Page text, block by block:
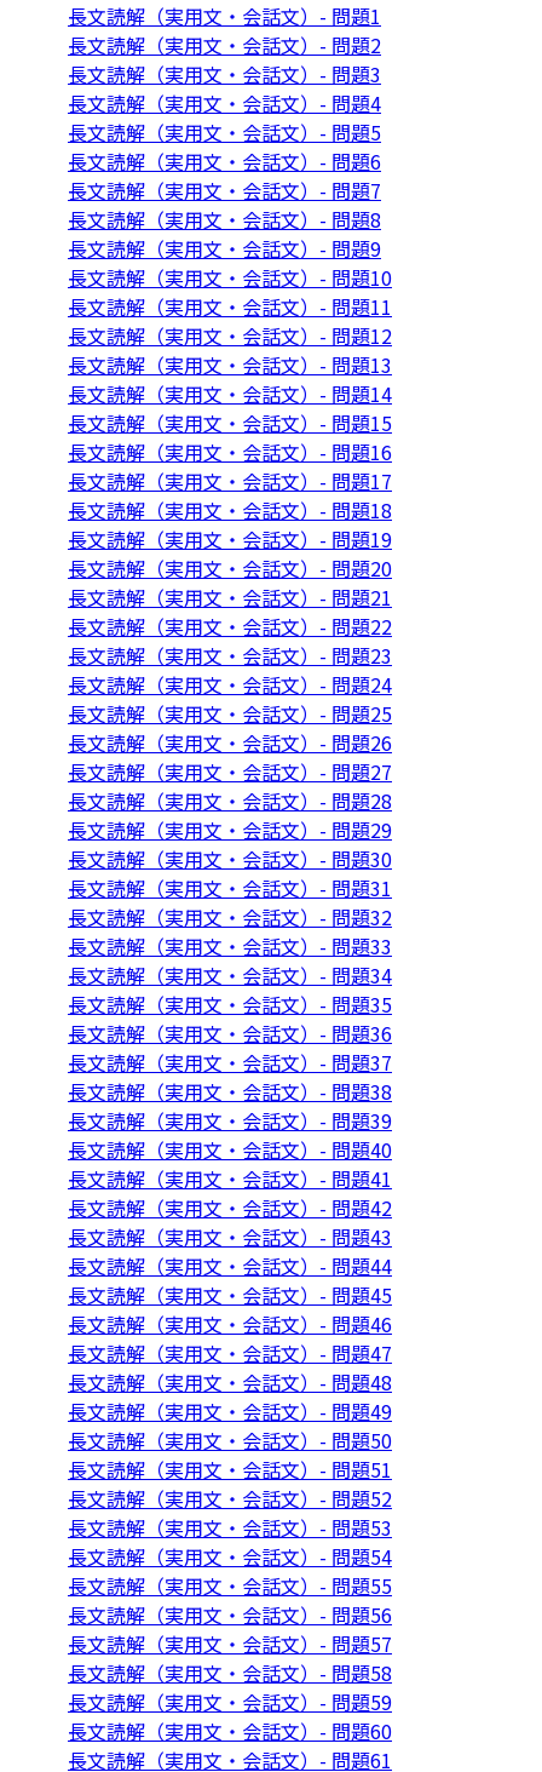
長文読解（実用文・会話文）- 問題1
長文読解（実用文・会話文）- 問題2
長文読解（実用文・会話文）- 問題3
長文読解（実用文・会話文）- 問題4
長文読解（実用文・会話文）- 問題5
長文読解（実用文・会話文）- 問題6
長文読解（実用文・会話文）- 問題7
長文読解（実用文・会話文）- 問題8
長文読解（実用文・会話文）- 問題9
長文読解（実用文・会話文）- 問題10
長文読解（実用文・会話文）- 問題11
長文読解（実用文・会話文）- 問題12
長文読解（実用文・会話文）- 問題13
長文読解（実用文・会話文）- 問題14
長文読解（実用文・会話文）- 問題15
長文読解（実用文・会話文）- 問題16
長文読解（実用文・会話文）- 問題17
長文読解（実用文・会話文）- 問題18
長文読解（実用文・会話文）- 問題19
長文読解（実用文・会話文）- 問題20
長文読解（実用文・会話文）- 問題21
長文読解（実用文・会話文）- 問題22
長文読解（実用文・会話文）- 問題23
長文読解（実用文・会話文）- 問題24
長文読解（実用文・会話文）- 問題25
長文読解（実用文・会話文）- 問題26
長文読解（実用文・会話文）- 問題27
長文読解（実用文・会話文）- 問題28
長文読解（実用文・会話文）- 問題29
長文読解（実用文・会話文）- 問題30
長文読解（実用文・会話文）- 問題31
長文読解（実用文・会話文）- 問題32
長文読解（実用文・会話文）- 問題33
長文読解（実用文・会話文）- 問題34
長文読解（実用文・会話文）- 問題35
長文読解（実用文・会話文）- 問題36
長文読解（実用文・会話文）- 問題37
長文読解（実用文・会話文）- 問題38
長文読解（実用文・会話文）- 問題39
長文読解（実用文・会話文）- 問題40
長文読解（実用文・会話文）- 問題41
長文読解（実用文・会話文）- 問題42
長文読解（実用文・会話文）- 問題43
長文読解（実用文・会話文）- 問題44
長文読解（実用文・会話文）- 問題45
長文読解（実用文・会話文）- 問題46
長文読解（実用文・会話文）- 問題47
長文読解（実用文・会話文）- 問題48
長文読解（実用文・会話文）- 問題49
長文読解（実用文・会話文）- 問題50
長文読解（実用文・会話文）- 問題51
長文読解（実用文・会話文）- 問題52
長文読解（実用文・会話文）- 問題53
長文読解（実用文・会話文）- 問題54
長文読解（実用文・会話文）- 問題55
長文読解（実用文・会話文）- 問題56
長文読解（実用文・会話文）- 問題57
長文読解（実用文・会話文）- 問題58
長文読解（実用文・会話文）- 問題59
長文読解（実用文・会話文）- 問題60
長文読解（実用文・会話文）- 問題61